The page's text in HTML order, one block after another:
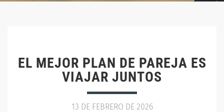
EL MEJOR PLAN DE PAREJA ES
VIAJAR JUNTOS
13 DE FEBRERO DE 2026